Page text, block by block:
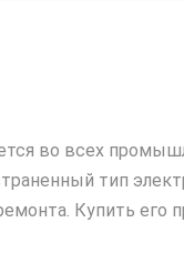
во всех
тип
Купить его